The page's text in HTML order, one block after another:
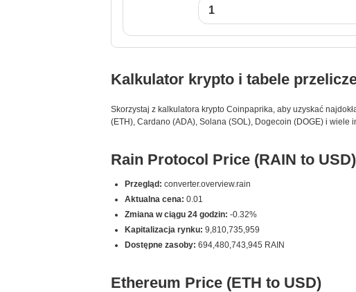
Kalkulator krypto i tabele
Skorzystaj z kalkulatora krypto Coinpaprika, aby uzyskać
(ETH), Cardano (ADA), Solana (SOL), Dogecoin (DOGE) i
Rain Protocol Price (RAIN to USD)
Przegląd: converter.overview.rain
Aktualna cena: 0.01
Zmiana w ciągu 24 godzin: -0.32%
Kapitalizacja rynku: 9,810,735,959
Dostępne zasoby: 694,480,743,945 RAIN
Ethereum Price (ETH to USD)